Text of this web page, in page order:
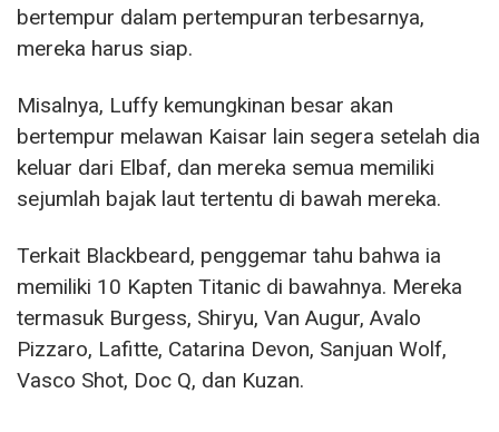
bertempur dalam pertempuran terbesarnya,
mereka harus siap.
Misalnya, Luffy kemungkinan besar akan
bertempur melawan Kaisar lain segera setelah dia
keluar dari Elbaf, dan mereka semua memiliki
sejumlah bajak laut tertentu di bawah mereka.
Terkait Blackbeard, penggemar tahu bahwa ia
memiliki 10 Kapten Titanic di bawahnya. Mereka
termasuk Burgess, Shiryu, Van Augur, Avalo
Pizzaro, Lafitte, Catarina Devon, Sanjuan Wolf,
Vasco Shot, Doc Q, dan Kuzan.